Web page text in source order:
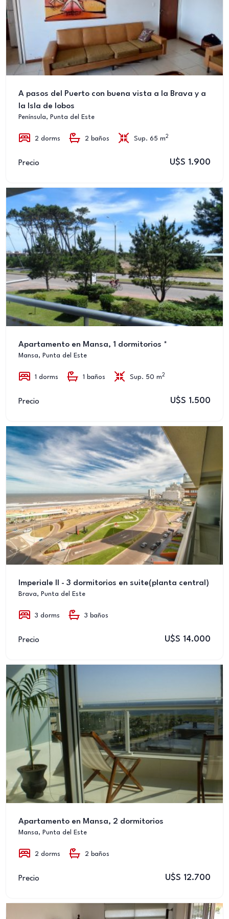
A pasos del Puerto con buena vista a la Brava y a
la Isla de lobos
Península, Punta del Este
2 dorms 2 baños Sup. 65 m 2
Precio U$S 1.900
Apartamento en Mansa, 1 dormitorios *
Mansa, Punta del Este
1 dorms 1 baños Sup. 50 m 2
Precio U$S 1.500
Imperiale II - 3 dormitorios en suite(planta central)
Brava, Punta del Este
3 dorms 3 baños
Precio U$S 14.000
Apartamento en Mansa, 2 dormitorios
Mansa, Punta del Este
2 dorms 2 baños
Precio U$S 12.700